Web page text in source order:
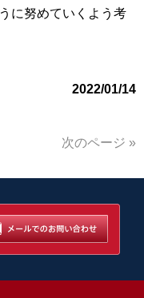
に努めていくよう考
2022/01/14
次のページ »